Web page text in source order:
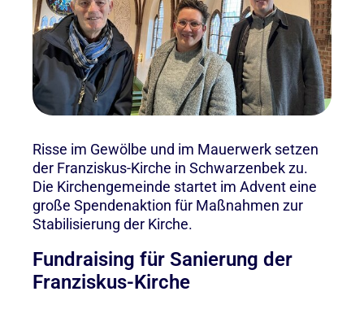
Risse im Gewölbe und im Mauerwerk setzen
der Franziskus-Kirche in Schwarzenbek zu.
Die Kirchengemeinde startet im Advent eine
große Spendenaktion für Maßnahmen zur
Stabilisierung der Kirche.
Fundraising für Sanierung der
Franziskus-Kirche